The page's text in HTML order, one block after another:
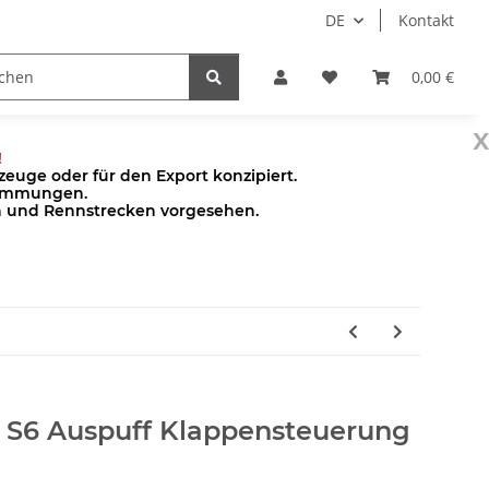
DE Kontakt
0,00 €
Pumpen
x
oder für den Export konzipiert.
Rennstrecken vorgesehen.
Auspuff Klappensteuerung